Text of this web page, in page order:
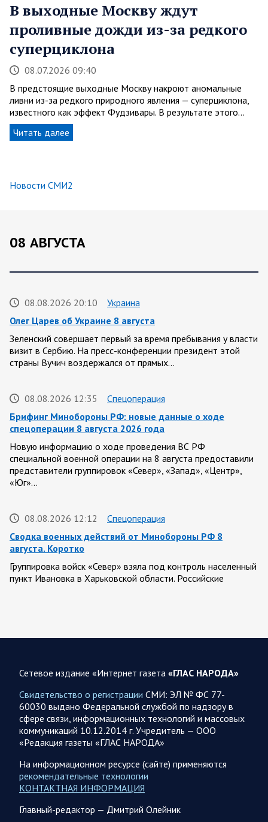
В выходные Москву ждут
проливные дожди из-за редкого
суперциклона
08.07.2026 09:40
В предстоящие выходные Москву накроют аномальные
ливни из-за редкого природного явления — суперциклона,
известного как эффект Фудзивары. В результате этого…
Читать далее
Новости СМИ2
08 АВГУСТА
08.08.2026 20:10
Украина
Олег Царев об Украине 8 августа
Зеленский совершает первый за время пребывания у власти
визит в Сербию. На пресс-конференции президент этой
страны Вучич воздержался от прямых…
08.08.2026 12:35
Спецоперация
Брифинг Минобороны РФ: новые данные о ходе
спецоперации 8 августа 2026 года
Новую информацию о ходе проведения ВС РФ
специальной военной операции на 8 августа предоставили
представители группировок «Север», «Запад», «Центр»,
«Юг»…
08.08.2026 12:12
Спецоперация
Сводка военных действий от Минобороны РФ 8
августа. Коротко
Группировка войск «Север» взяла под контроль населенный
пункт Ивановка в Харьковской области. Российские
Олег Царев сообщает: Мониторинг противника насчитал
якобы «сбиты/подавлены» – 135. В Киеве…
08.08.2026 10:05
Спецоперация
397 украинских БПЛА сбито ПВО ночью над 15 субъектами
РФ: Беспилотники сбивали над территориями
Белгородской, Брянской, Воронежской, Курской, Липецкой,
Орловской,…
Сетевое издание «Интернет газета «ГЛАС НАРОДА»
Свидетельство о регистрации СМИ: ЭЛ № ФС 77-
60030 выдано Федеральной службой по надзору в
сфере связи, информационных технологий и массовых
коммуникаций 10.12.2014 г. Учредитель — ООО
«Редакция газеты «ГЛАС НАРОДА»
На информационном ресурсе (сайте) применяются
рекомендательные технологии
КОНТАКТНАЯ ИНФОРМАЦИЯ
Главный-редактор — Дмитрий Олейник